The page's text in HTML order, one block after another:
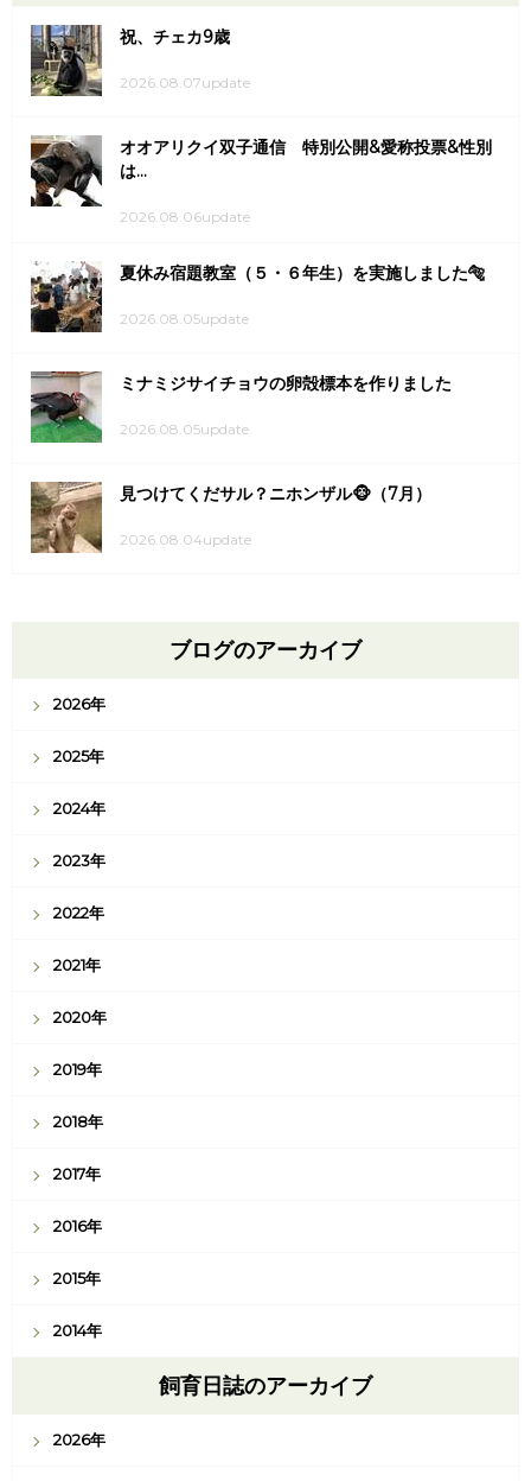
祝、チェカ9歳
2026.08.07update
オオアリクイ双子通信 特別公開&愛称投票&性別
は...
2026.08.06update
夏休み宿題教室（５・６年生）を実施しました🐅
2026.08.05update
ミナミジサイチョウの卵殻標本を作りました
2026.08.05update
見つけてくだサル？ニホンザル🐵（7月）
2026.08.04update
ブログのアーカイブ
2026年
2025年
2024年
2023年
2022年
2021年
2020年
2019年
2018年
2017年
2016年
2015年
2014年
飼育日誌のアーカイブ
2026年